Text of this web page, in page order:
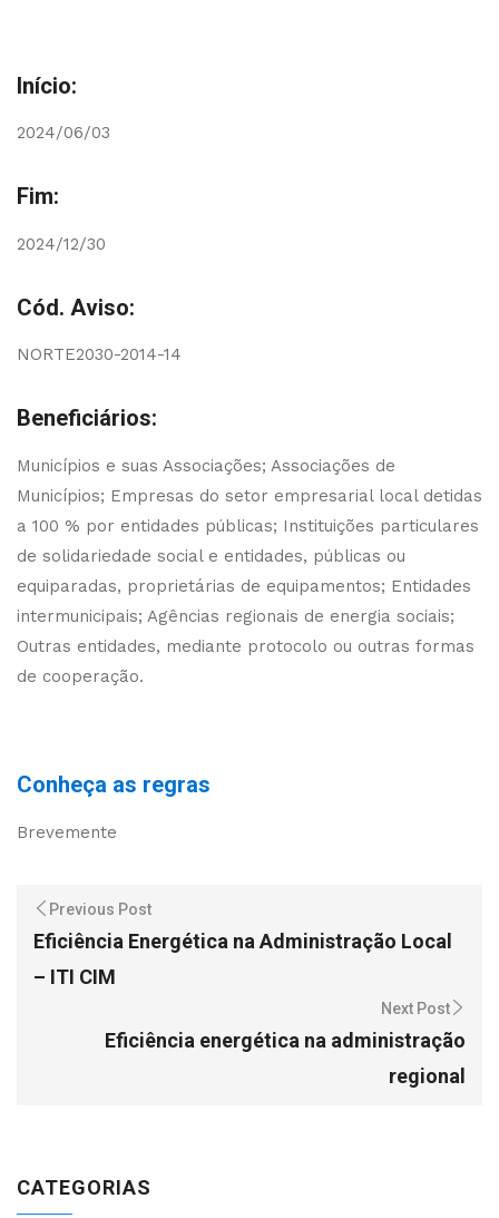
Início:
2024/06/03
Fim:
2024/12/30
Cód. Aviso:
NORTE2030-2014-14
Beneficiários:
Municípios e suas Associações; Associações de
Municípios; Empresas do setor empresarial local detidas
a 100 % por entidades públicas; Instituições particulares
de solidariedade social e entidades, públicas ou
equiparadas, proprietárias de equipamentos; Entidades
intermunicipais; Agências regionais de energia sociais;
Outras entidades, mediante protocolo ou outras formas
de cooperação.
Conheça as regras
Brevemente
Previous Post
Eficiência Energética na Administração Local
– ITI CIM
Next Post
Eficiência energética na administração
regional
CATEGORIAS